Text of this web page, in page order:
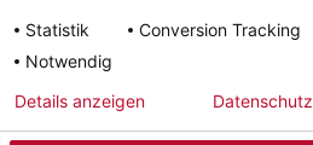
Impressum AGB
Instagram
Statistik
Conversion Tracking
Notwendig
Details anzeigen